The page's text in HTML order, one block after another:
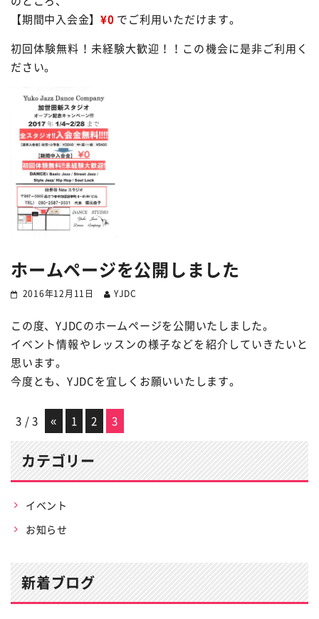
【期間中入会金】 ¥0 でご利用いただけます。
初回体験無料！未経験大歓迎！！この機会に是非ご利用く
ださい。
ホームページを公開しました
2016年12月11日 YJDC
この度、YJDCのホームページを公開いたしました。
イベント情報やレッスンの様子などを紹介していきたいと
思います。
今度とも、YJDCを宜しくお願いいたします。
3 / 3 « 1 2 3
カテゴリー
イベント
お知らせ
新着ブログ